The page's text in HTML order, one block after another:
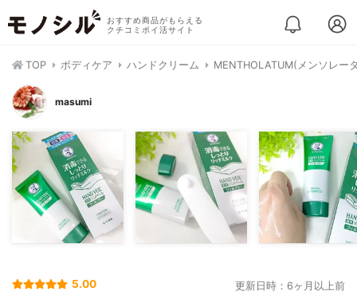
おすすめ商品がもらえる
クチコミポイ活サイト
TOP ボディケア ハンドクリーム MENTHOLATUM(メンソレー
masumi
5.00 更新日時：6ヶ月以上前